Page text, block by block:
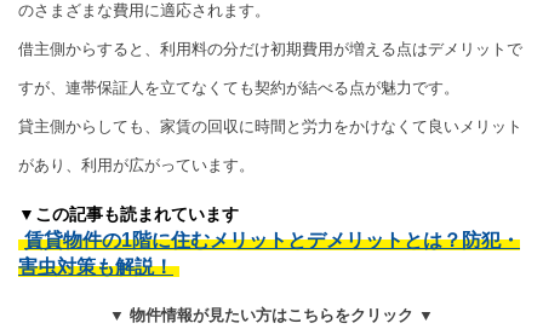
のさまざまな費用に適応されます。
借主側からすると、利用料の分だけ初期費用が増える点はデメリットで
すが、連帯保証人を立てなくても契約が結べる点が魅力です。
貸主側からしても、家賃の回収に時間と労力をかけなくて良いメリット
があり、利用が広がっています。
▼この記事も読まれています
賃貸物件の1階に住むメリットとデメリットとは？防犯・
害虫対策も解説！
▼ 物件情報が見たい方はこちらをクリック ▼